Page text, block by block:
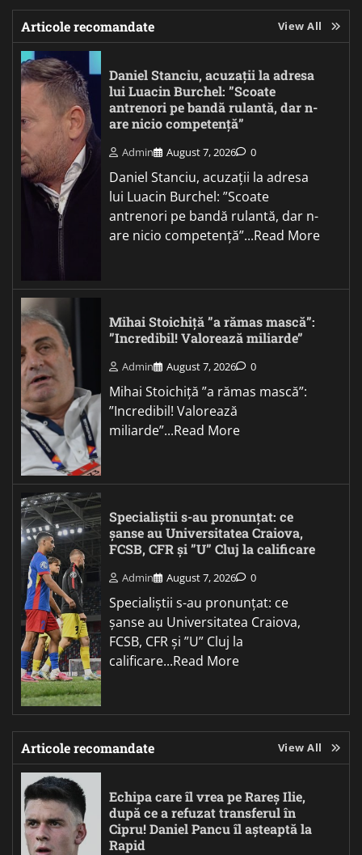
Articole recomandate View All
Daniel Stanciu, acuzații la adresa
lui Luacin Burchel: ”Scoate
antrenori pe bandă rulantă, dar n-
are nicio competență”
Admin August 7, 2026 0
Daniel Stanciu, acuzații la adresa
lui Luacin Burchel: ”Scoate
antrenori pe bandă rulantă, dar n-
are nicio competență”...Read More
Mihai Stoichiță ”a rămas mască”:
”Incredibil! Valorează miliarde”
Admin August 7, 2026 0
Mihai Stoichiță ”a rămas mască”:
”Incredibil! Valorează
miliarde”...Read More
Specialiștii s-au pronunțat: ce
șanse au Universitatea Craiova,
FCSB, CFR și ”U” Cluj la calificare
Admin August 7, 2026 0
Specialiștii s-au pronunțat: ce
șanse au Universitatea Craiova,
FCSB, CFR și ”U” Cluj la
calificare...Read More
Articole recomandate View All
Echipa care îl vrea pe Rareș Ilie,
după ce a refuzat transferul în
Cipru! Daniel Pancu îl așteaptă la
Rapid